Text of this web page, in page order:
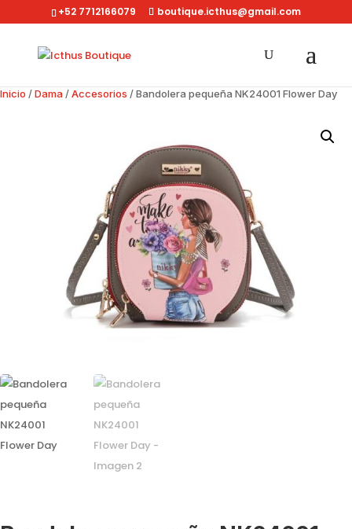
+52 7712166079 boutique.icthus@gmail.com
Inicio /Dama /Accesorios / Bandolera pequeña NK24001 Flower Day